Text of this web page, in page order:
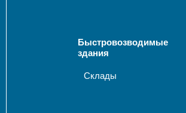
Быстровозводимые
здания
Склады